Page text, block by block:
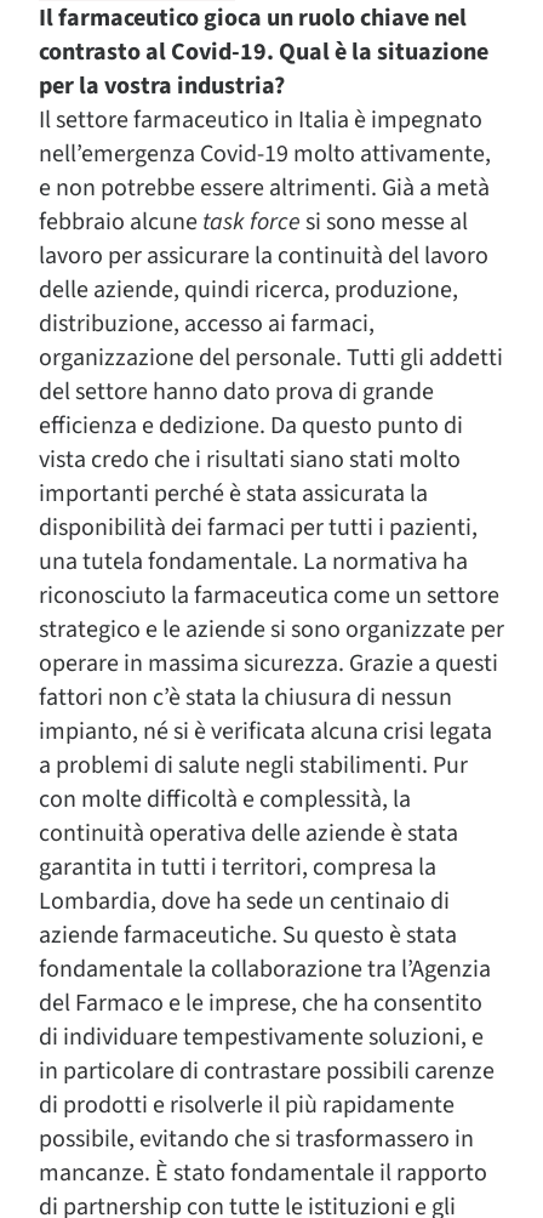
Il farmaceutico gioca un ruolo chiave nel
contrasto al Covid-19. Qual è la situazione
per la vostra industria?
Il settore farmaceutico in Italia è impegnato
nell’emergenza Covid-19 molto attivamente,
e non potrebbe essere altrimenti. Già a metà
febbraio alcunetask forcesi sono messe al
lavoro per assicurare la continuità del lavoro
delle aziende, quindi ricerca, produzione,
distribuzione, accesso ai farmaci,
organizzazione del personale. Tutti gli addetti
del settore hanno dato prova di grande
efficienza e dedizione. Da questo punto di
vista credo che i risultati siano stati molto
importanti perché è stata assicurata la
disponibilità dei farmaci per tutti i pazienti,
una tutela fondamentale. La normativa ha
riconosciuto la farmaceutica come un settore
strategico e le aziende si sono organizzate per
operare in massima sicurezza. Grazie a questi
fattori non c’è stata la chiusura di nessun
impianto, né si è verificata alcuna crisi legata
a problemi di salute negli stabilimenti. Pur
con molte difficoltà e complessità, la
continuità operativa delle aziende è stata
garantita in tutti i territori, compresa la
Lombardia, dove ha sede un centinaio di
aziende farmaceutiche. Su questo è stata
fondamentale la collaborazione tra l’Agenzia
del Farmaco e le imprese, che ha consentito
di individuare tempestivamente soluzioni, e
in particolare di contrastare possibili carenze
di prodotti e risolverle il più rapidamente
possibile, evitando che si trasformassero in
mancanze. È stato fondamentale il rapporto
di partnership con tutte le istituzioni e gli